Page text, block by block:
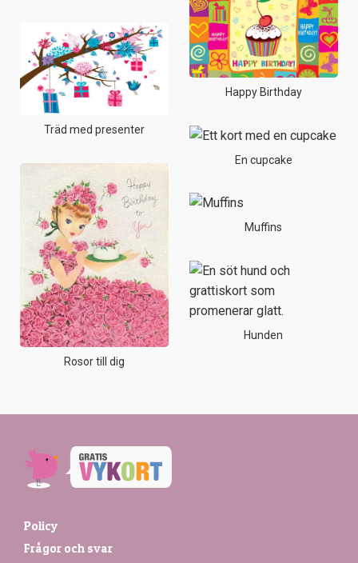
Träd med presenter
Rosor till dig
Happy Birthday
En cupcake
Muffins
Hunden
Policy
Frågor och svar